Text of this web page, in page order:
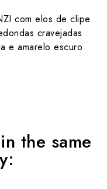
com elos de clipe
cravejadas
e amarelo escuro
the same